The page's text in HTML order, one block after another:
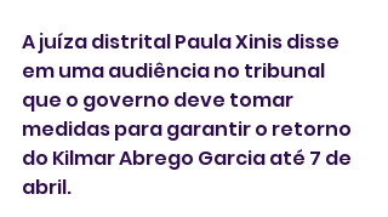
A juíza distrital Paula Xinis disse
em uma audiência no tribunal
que o governo deve tomar
medidas para garantir o retorno
do Kilmar Abrego Garcia até 7 de
abril.